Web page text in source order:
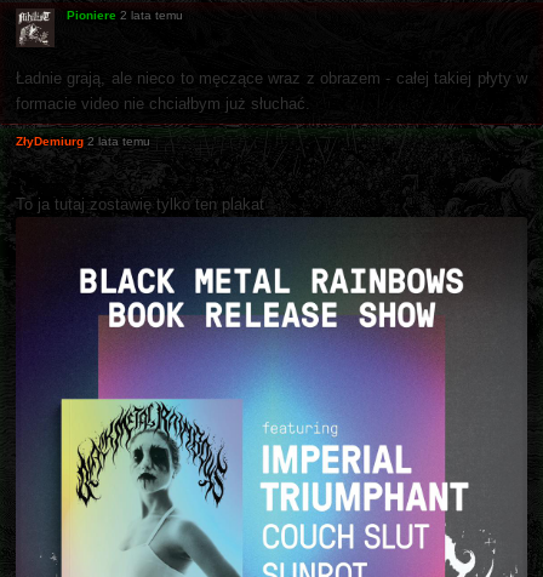
Pioniere 2 lata temu
Ładnie grają, ale nieco to męczące wraz z obrazem - całej takiej płyty w
formacie video nie chciałbym już słuchać.
ZłyDemiurg 2 lata temu
To ja tutaj zostawię tylko ten plakat